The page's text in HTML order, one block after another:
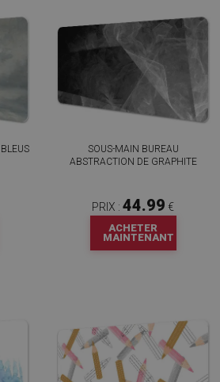
SOUS-MAIN BUREAU
ABSTRACTION DE GRAPHITE
PRIX : 44.99 €
ACHETER
MAINTENANT